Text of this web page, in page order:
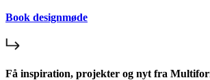
Book designmøde
Få inspiration, projekter og nyt fra